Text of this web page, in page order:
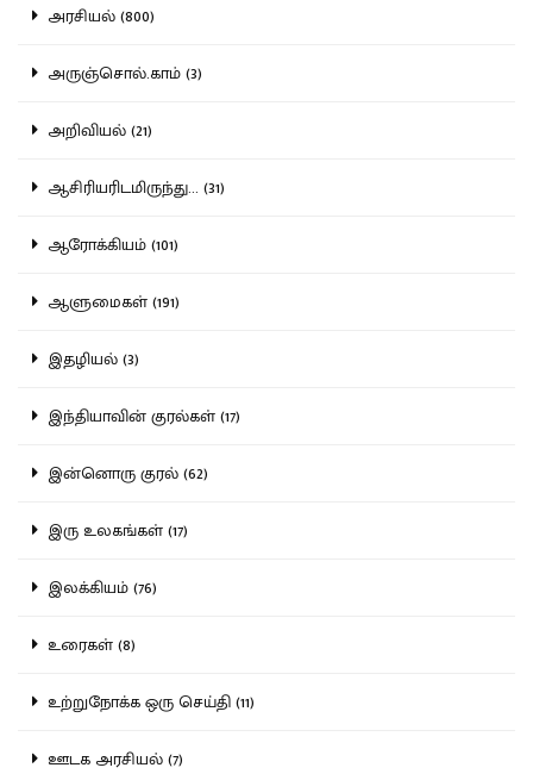
அரசியல் (800)
அருஞ்சொல்.காம் (3)
அறிவியல் (21)
ஆசிரியரிடமிருந்து... (31)
ஆரோக்கியம் (101)
ஆளுமைகள் (191)
இதழியல் (3)
இந்தியாவின் குரல்கள் (17)
இன்னொரு குரல் (62)
இரு உலகங்கள் (17)
இலக்கியம் (76)
உரைகள் (8)
உற்றுநோக்க ஒரு செய்தி (11)
ஊடக அரசியல் (7)